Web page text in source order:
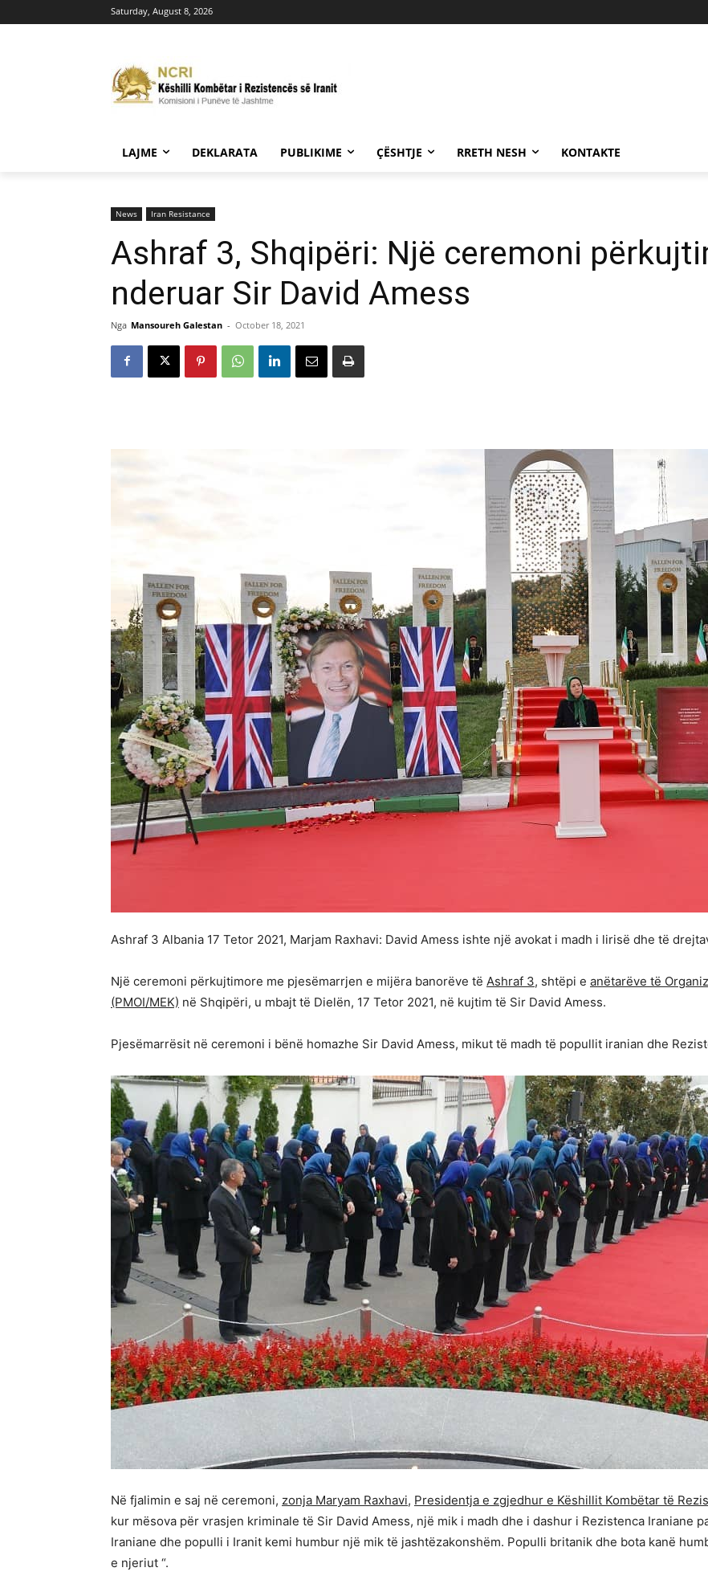
Saturday, August 8, 2026
LAJME DEKLARATA PUBLIKIME ÇËSHTJE RRETH NESH KONTAKTE
News Iran Resistance
Ashraf 3, Shqipëri: Një ceremoni
nderuar Sir David Amess
Nga Mansoureh Galestan - October 18, 2021
Ashraf 3 Albania 17 Tetor 2021, Marjam Raxhavi: David Amess ishte një avokat i madh i lirisë dhe të
Një ceremoni përkujtimore me pjesëmarrjen e mijëra banorëve të Ashraf 3, shtëpi e anëtarëve të
(PMOI/MEK) në Shqipëri, u mbajt të Dielën, 17 Tetor 2021, në kujtim të Sir David Amess.
Pjesëmarrësit në ceremoni i bënë homazhe Sir David Amess, mikut të madh të popullit iranian dhe
Në fjalimin e saj në ceremoni, zonja Maryam Raxhavi, Presidentja e zgjedhur e Këshillit Kombëtar të
kur mësova për vrasjen kriminale të Sir David Amess, një mik i madh dhe i dashur i Rezistenca Iraniane
Iraniane dhe populli i Iranit kemi humbur një mik të jashtëzakonshëm. Populli britanik dhe bota kanë
e njeriut “.